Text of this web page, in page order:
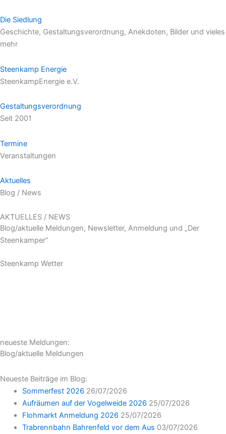
Die Siedlung
Geschichte, Gestaltungs­verordnung, Anekdoten, Bilder und vieles
mehr
Steenkamp Energie
SteenkampEnergie e.V.
Gestaltungs­verordnung
Seit 2001
Termine
Veranstaltungen
Aktuelles
Blog / News
AKTUELLES / NEWS
Blog/aktuelle Meldungen, News­letter, An­meldung und „Der
Steenkamper“
Steenkamp Wetter
neueste Meldungen:
Blog/aktuelle Meldungen
Neueste Beiträge im Blog:
Sommerfest 2026 26/07/2026
Aufräumen auf der Vogelweide 2026 25/07/2026
Flohmarkt Anmeldung 2026 25/07/2026
Trabrennbahn Bahrenfeld vor dem Aus 03/07/2026